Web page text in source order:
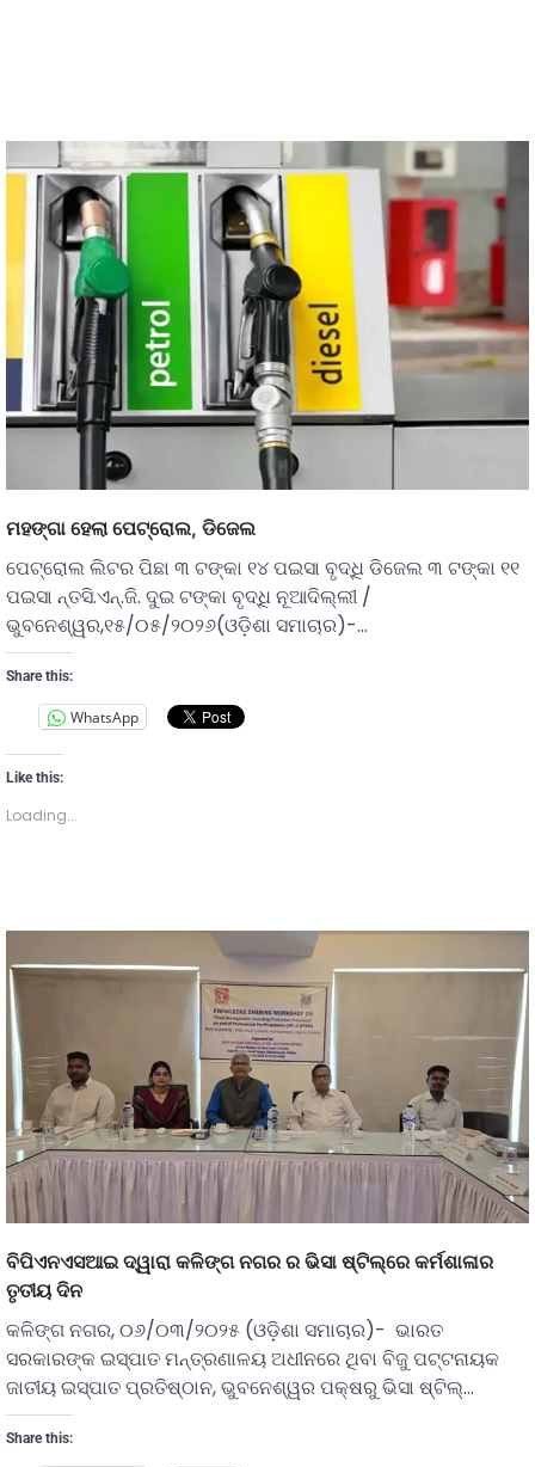
ମହଙ୍ଗା ହେଲା ପେଟ୍ରୋଲ, ଡିଜେଲ
ପେଟ୍ରୋଲ ଲିଟର ପିଛା ୩ ଟଙ୍କା ୧୪ ପଇସା ବୃଦ୍ଧି ଡିଜେଲ ୩ ଟଙ୍କା ୧୧
ପଇସା ନ୍ତସି.ଏନ୍.ଜି. ଦୁଇ ଟଙ୍କା ବୃଦ୍ଧି ନୂଆଦିଲ୍ଲୀ /
ଭୁବନେଶ୍ୱର,୧୫/୦୫/୨୦୨୬(ଓଡ଼ିଶା ସମାଚାର)-…
Share this:
WhatsApp
Like this:
Loading...
ବିପିଏନଏସଆଇ ଦ୍ୱାରା କଳିଙ୍ଗ ନଗର ର ଭିସା ଷ୍ଟିଲ୍‌ରେ କର୍ମଶାଳାର
ତୃତୀୟ ଦିନ
କଳିଙ୍ଗ ନଗର, ୦୬/୦୩/୨୦୨୫ (ଓଡ଼ିଶା ସମାଚାର)- ଭାରତ
ସରକାରଙ୍କ ଇସ୍ପାତ ମନ୍ତ୍ରଣାଳୟ ଅଧୀନରେ ଥିବା ବିଜୁ ପଟ୍ଟନାୟକ
ଜାତୀୟ ଇସ୍ପାତ ପ୍ରତିଷ୍ଠାନ, ଭୁବନେଶ୍ୱର ପକ୍ଷରୁ ଭିସା ଷ୍ଟିଲ୍‌…
Share this: